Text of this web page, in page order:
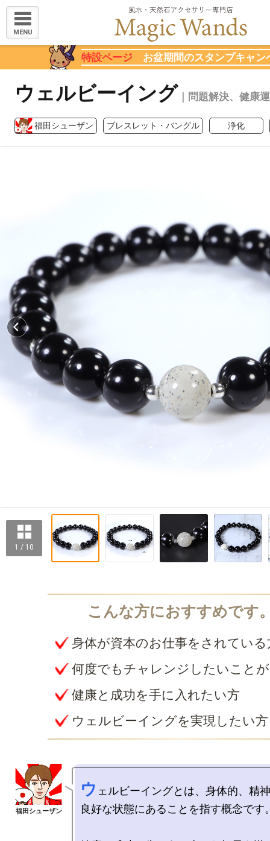
MENU
特設ページ お盆期間のスタンプキャン
ウェルビーイング ｜問題解決、健康
福田シューザン ブレスレット・バングル 浄化
1 / 10
身体が資本のお仕事をされている
何度でもチャレンジしたいこと
健康と成功を手に入れたい方
ウェルビーイングを実現したい方
ウ ェルビーイングとは、身体的、精
良好な状態にあることを指す概念です